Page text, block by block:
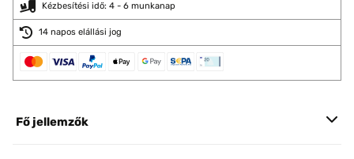
Kézbesítési idő: 4 - 6 munkanap
14 napos elállási jog
Fő jellemzők